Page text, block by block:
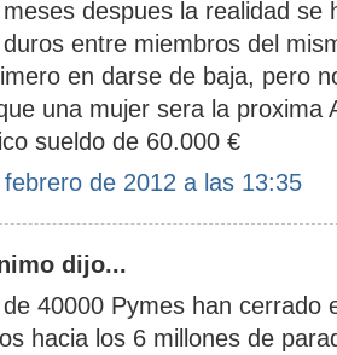
despues la realidad se
entre miembros del
en darse de baja, pero
una mujer sera la proxima
sueldo de 60.000 €
febrero de 2012 a las 13:35
dijo...
40000 Pymes han cerrado
hacia los 6 millones de